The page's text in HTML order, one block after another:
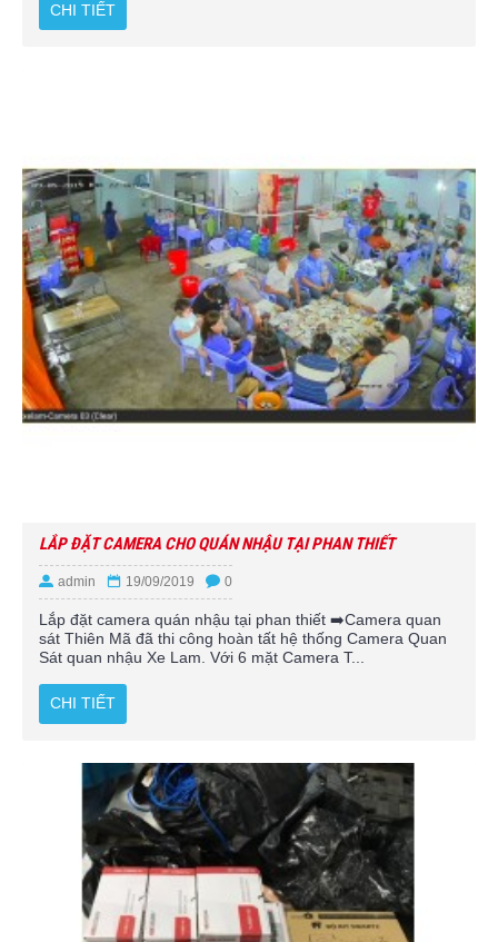
CHI TIẾT
LẮP ĐẶT CAMERA CHO QUÁN NHẬU TẠI PHAN THIẾT
admin 19/09/2019 0
Lắp đặt camera quán nhậu tại phan thiết ➡️Camera quan
sát Thiên Mã đã thi công hoàn tất hệ thống Camera Quan
Sát quan nhậu Xe Lam. Với 6 mặt Camera T...
CHI TIẾT